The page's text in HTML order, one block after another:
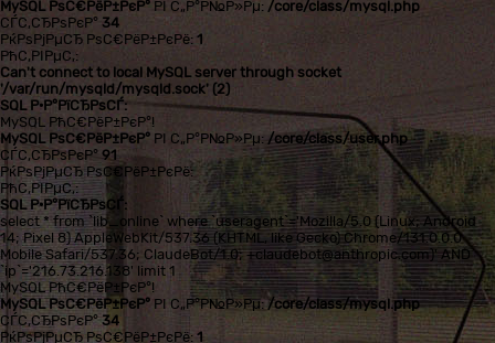
MySQL РѕС€РёР±РєР° РІ С„Р°Р№Р»Рµ: /core/class/mysql.php
СЃС‚СЂРѕРєР° 34
РќРѕРјРµСЂ РѕС€РёР±РєРё: 1
РћС‚РІРµС‚:
Can't connect to local MySQL server through socket
'/var/run/mysqld/mysqld.sock' (2)
SQL Р·Р°РїСЂРѕСЃ:
MySQL РћС€РёР±РєР°!
MySQL РѕС€РёР±РєР° РІ С„Р°Р№Р»Рµ: /core/class/user.php
СЃС‚СЂРѕРєР° 91
РќРѕРјРµСЂ РѕС€РёР±РєРё:
РћС‚РІРµС‚:
SQL Р·Р°РїСЂРѕСЃ:
select * from `lib_online` where `useragent`='Mozilla/5.0 (Linux; Android
14; Pixel 8) AppleWebKit/537.36 (KHTML, like Gecko) Chrome/131.0.0.0
Mobile Safari/537.36; ClaudeBot/1.0; +claudebot@anthropic.com)' AND
`ip`='216.73.216.138' limit 1
MySQL РћС€РёР±РєР°!
MySQL РѕС€РёР±РєР° РІ С„Р°Р№Р»Рµ:/core/class/mysql.php
СЃС‚СЂРѕРєР°34
РќРѕРјРµСЂ РѕС€РёР±РєРё: 1